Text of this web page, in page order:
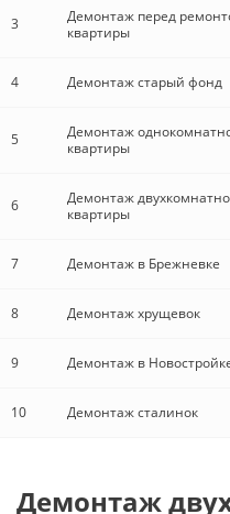
3
Демонтаж перед
квартиры
4 Демонтаж старый фонд
5
Демонтаж
квартиры
6
Демонтаж
квартиры
7 Демонтаж в Брежневке
8 Демонтаж хрущевок
9 Демонтаж в
10 Демонтаж сталинок
Демонтаж